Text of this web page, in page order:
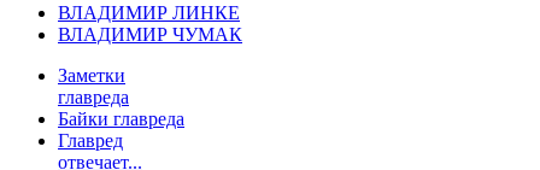
ВЛАДИМИР ЛИНКЕ
ВЛАДИМИР ЧУМАК
Заметки
главреда
Байки главреда
Главред
отвечает...